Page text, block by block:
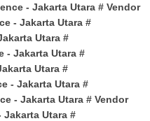
- Jakarta Utara # Vendor
- Jakarta Utara #
Utara #
- Jakarta Utara #
Utara #
- Jakarta Utara #
- Jakarta Utara # Vendor
Jakarta Utara #